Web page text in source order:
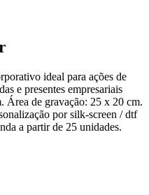
ideal para ações de
e presentes empresariais
Área de gravação: 25 x 20 cm.
por silk-screen / dtf
a partir de 25 unidades.